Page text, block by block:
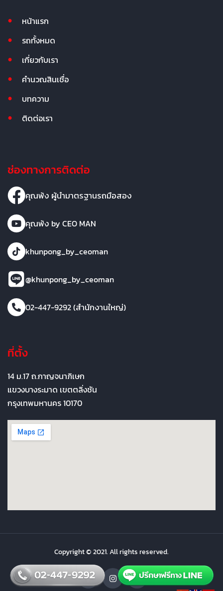
หน้าแรก
รถทั้งหมด
เกี่ยวกับเรา
คำนวณสินเชื่อ
บทความ
ติดต่อเรา
ช่องทางการติดต่อ
คุณพ้ง ผู้นำมาตรฐานรถมือสอง
คุณพ้ง by CEO MAN
khunpong_by_ceoman
@khunpong_by_ceoman
02-447-9292 (สำนักงานใหญ่)
ที่ตั้ง
14 ม.17 ถ.กาญจนาภิเษก
แขวงบางระมาด เขตตลิ่งชัน
กรุงเทพมหานคร 10170
Copyright © 2021. All rights reserved.